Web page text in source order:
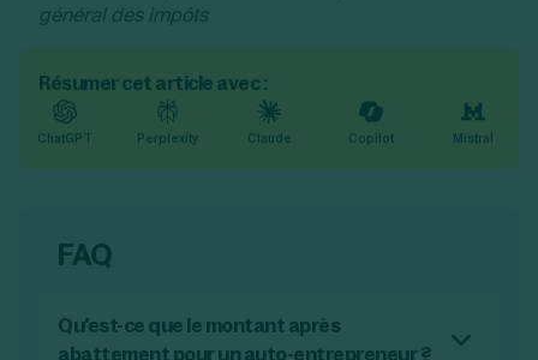
général des impôts
Résumer cet article avec :
ChatGPT Perplexity Claude Copilot Mistral
FAQ
Qu'est-ce que le montant après
abattement pour un auto-entrepreneur ?